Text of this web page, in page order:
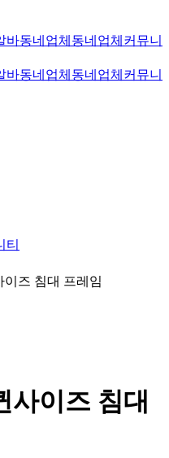
바동네업체 동네업체 커뮤니
바동네업체 동네업체 커뮤니
티
이즈 침대 프레임
사이즈 침대